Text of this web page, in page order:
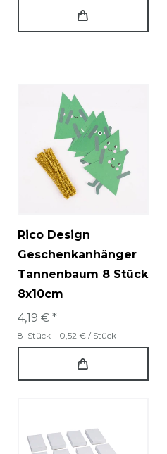
Rico Design
Geschenkanhänger
Tannenbaum 8 Stück
8x10cm
4,19 € *
8 Stück | 0,52 € / Stück